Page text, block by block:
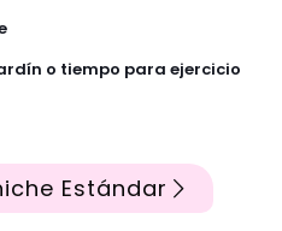
o tiempo para ejercicio
Estándar